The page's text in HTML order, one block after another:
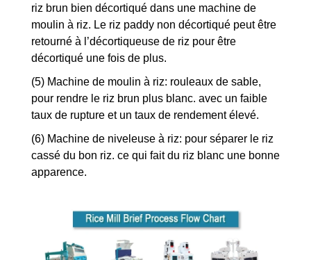
riz brun bien décortiqué dans une machine de
moulin à riz. Le riz paddy non décortiqué peut être
retourné à l’décortiqueuse de riz pour être
décortiqué une fois de plus.
(5) Machine de moulin à riz: rouleaux de sable,
pour rendre le riz brun plus blanc. avec un faible
taux de rupture et un taux de rendement élevé.
(6) Machine de niveleuse à riz: pour séparer le riz
cassé du bon riz. ce qui fait du riz blanc une bonne
apparence.